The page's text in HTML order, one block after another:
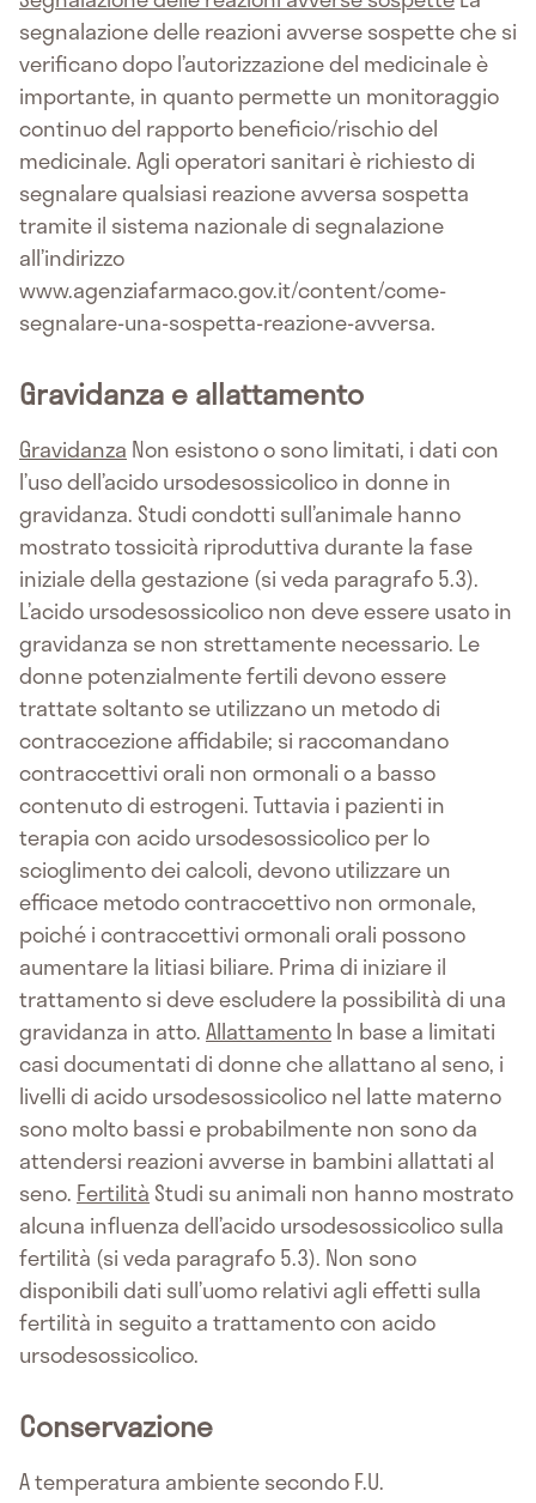
segnalazione delle reazioni avverse sospette che si
verificano dopo l’autorizzazione del medicinale è
importante, in quanto permette un monitoraggio
continuo del rapporto beneficio/rischio del
medicinale. Agli operatori sanitari è richiesto di
segnalare qualsiasi reazione avversa sospetta
tramite il sistema nazionale di segnalazione
all’indirizzo
www.agenziafarmaco.gov.it/content/come-
segnalare-una-sospetta-reazione-avversa.
Gravidanza e allattamento
Gravidanza Non esistono o sono limitati, i dati con
l’uso dell’acido ursodesossicolico in donne in
gravidanza. Studi condotti sull’animale hanno
mostrato tossicità riproduttiva durante la fase
iniziale della gestazione (si veda paragrafo 5.3).
L’acido ursodesossicolico non deve essere usato in
gravidanza se non strettamente necessario. Le
donne potenzialmente fertili devono essere
trattate soltanto se utilizzano un metodo di
contraccezione affidabile; si raccomandano
contraccettivi orali non ormonali o a basso
contenuto di estrogeni. Tuttavia i pazienti in
terapia con acido ursodesossicolico per lo
scioglimento dei calcoli, devono utilizzare un
efficace metodo contraccettivo non ormonale,
poiché i contraccettivi ormonali orali possono
aumentare la litiasi biliare. Prima di iniziare il
trattamento si deve escludere la possibilità di una
gravidanza in atto.AllattamentoIn base a limitati
casi documentati di donne che allattano al seno, i
livelli di acido ursodesossicolico nel latte materno
sono molto bassi e probabilmente non sono da
attendersi reazioni avverse in bambini allattati al
seno. Fertilità Studi su animali non hanno mostrato
alcuna influenza dell’acido ursodesossicolico sulla
fertilità (si veda paragrafo 5.3). Non sono
disponibili dati sull’uomo relativi agli effetti sulla
fertilità in seguito a trattamento con acido
ursodesossicolico.
Conservazione
A temperatura ambiente secondo F.U.